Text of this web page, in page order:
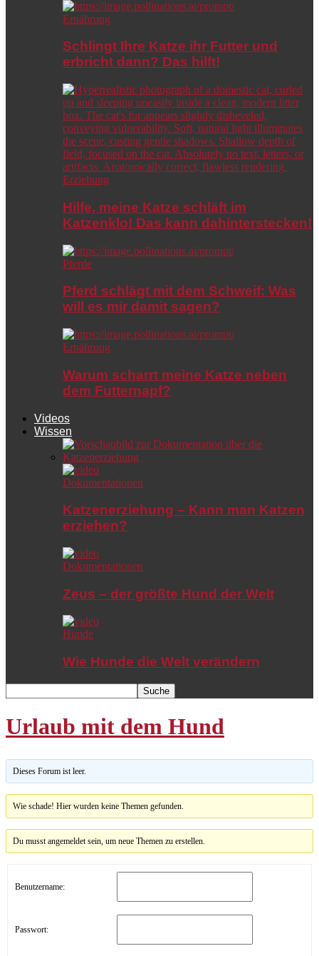
Ernährung
Schlingt Ihre Katze ihr Futter und
erbricht dann? Das hilft!
Erziehung
Hilfe, meine Katze schläft im
Katzenklo! Das kann dahinterstecken!
Pferde
Pferd schlägt mit dem Schweif: Was
will es mir damit sagen?
Ernährung
Warum scharrt meine Katze neben
dem Futternapf?
Videos
Wissen
Dokumentationen
Katzenerziehung – Kann man Katzen
erziehen?
Dokumentationen
Zeus – der größte Hund der Welt
Hunde
Wie Hunde die Welt verändern
Urlaub mit dem Hund
Dieses Forum ist leer.
Wie schade! Hier wurden keine Themen gefunden.
Du musst angemeldet sein, um neue Themen zu erstellen.
Benutzername:
Passwort: